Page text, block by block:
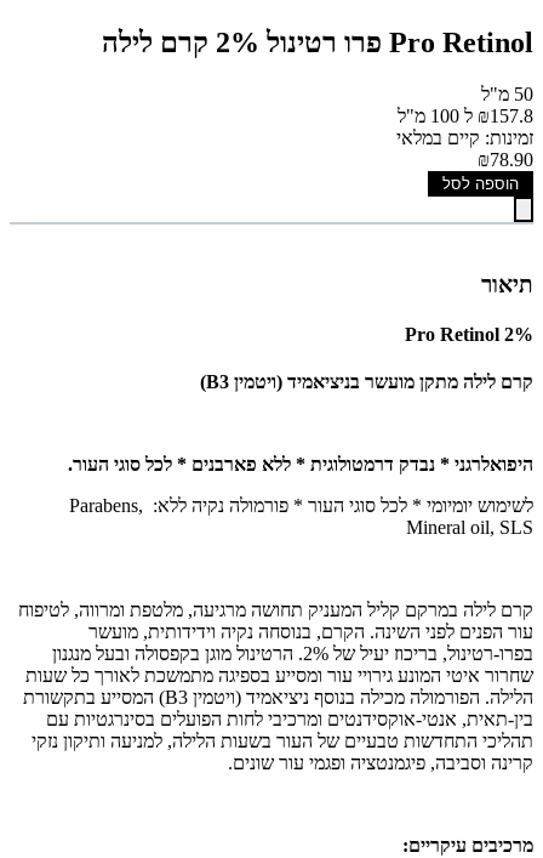
Pro Retinol פרו רטינול 2% קרם לילה
50 מ"ל
₪157.8 ל 100 מ"ל
זמינות: קיים במלאי
₪78.90
הוספה לסל
תיאור
Pro Retinol 2%
קרם לילה מתקן מועשר בניציאמיד (ויטמין B3)
היפואלרגני * נבדק דרמטולוגית * ללא פארבנים * לכל סוגי העור.
לשימוש יומיומי * לכל סוגי העור * פורמולה נקיה ללא: Parabens,
Mineral oil, SLS
קרם לילה במרקם קליל המעניק תחושה מרגיעה, מלטפת ומרווה, לטיפוח
עור הפנים לפני השינה. הקרם, בנוסחה נקיה וידידותית, מועשר
בפרו-רטינול, בריכוז יעיל של 2%. הרטינול מוגן בקפסולה ובעל מנגנון
שחרור איטי המונע גירויי עור ומסייע בספיגה מתמשכת לאורך כל שעות
הלילה. הפורמולה מכילה בנוסף ניציאמיד (ויטמין B3) המסייע בתקשורת
בין-תאית, אנטי-אוקסידנטים ומרכיבי לחות הפועלים בסינרגטיות עם
תהליכי התחדשות טבעיים של העור בשעות הלילה, למניעה ותיקון נזקי
קרינה וסביבה, פיגמנטציה ופגמי עור שונים.
מרכיבים עיקריים: